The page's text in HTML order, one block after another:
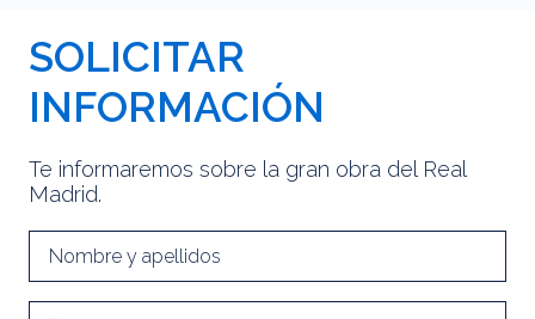
SOLICITAR
INFORMACIÓN
Te informaremos sobre la gran obra del Real
Madrid.